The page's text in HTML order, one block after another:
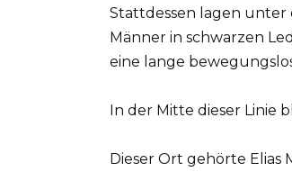
Stattdessen lagen unter
Männer in schwarzen
eine lange
In der Mitte dieser Linie
Dieser Ort gehörte Elias